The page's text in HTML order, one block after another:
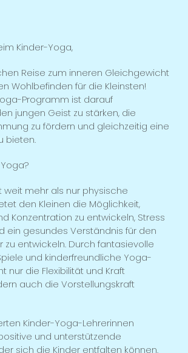
Kinder-Yoga,
Reise zum inneren Gleichgewicht
Wohlbefinden für die Kleinsten!
Programm ist darauf
jungen Geist zu stärken, die
zu fördern und gleichzeitig eine
bieten.
weit mehr als nur physische
den Kleinen die Möglichkeit,
Konzentration zu entwickeln, Stress
ein gesundes Verständnis für den
zu entwickeln. Durch fantasievolle
und kinderfreundliche Yoga-
nur die Flexibilität und Kraft
auch die Vorstellungskraft
Kinder-Yoga-Lehrerinnen
und unterstützende
sich die Kinder entfalten können.